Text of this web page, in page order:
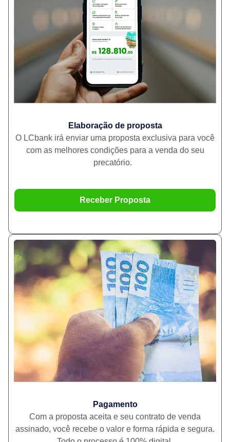
Elaboração de proposta
O LCbank irá enviar uma proposta exclusiva para você
com as melhores condições para a venda do seu
precatório.
Receber Proposta
Pagamento
Com a proposta aceita e seu contrato de venda
assinado, você recebe o valor e forma rápida e segura.